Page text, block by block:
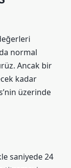
normal
Ancak bir
kadar
üzerinde
saniyede 24